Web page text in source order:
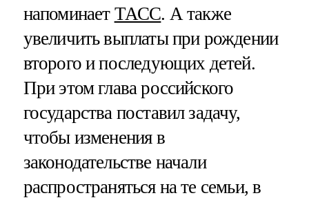
напоминает ТАСС. А также
увеличить выплаты при рождении
второго и последующих детей.
При этом глава российского
государства поставил задачу,
чтобы изменения в
законодательстве начали
распространяться на те семьи, в